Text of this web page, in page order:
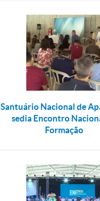
Santuário Nacional de
sedia Encontro
Formação